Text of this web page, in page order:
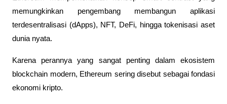
memungkinkan pengembang membangun aplikasi
terdesentralisasi (dApps), NFT, DeFi, hingga tokenisasi aset
dunia nyata.
Karena perannya yang sangat penting dalam ekosistem
blockchain modern, Ethereum sering disebut sebagai fondasi
ekonomi kripto.